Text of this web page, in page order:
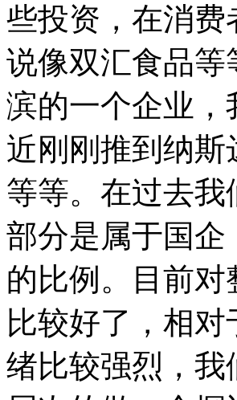
些投资，在消
说像双汇食品
滨的一个企业
近刚刚推到纳
等等。在过去
部分是属于国
的比例。目前
比较好了，相
绪比较强烈，